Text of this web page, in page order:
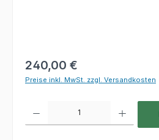
Regulärer Preis:
240,00 €
Preise inkl. MwSt. zzgl. Versandkosten